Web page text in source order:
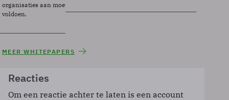
organisaties aan moeten
voldoen.
MEER WHITEPAPERS
Reacties
Om een reactie achter te laten is een account